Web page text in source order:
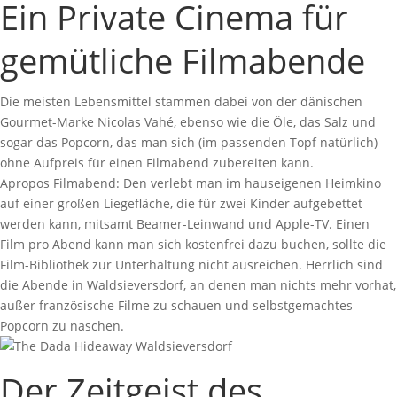
Ein Private Cinema für
gemütliche Filmabende
Die meisten Lebensmittel stammen dabei von der dänischen
Gourmet-Marke Nicolas Vahé, ebenso wie die Öle, das Salz und
sogar das Popcorn, das man sich (im passenden Topf natürlich)
ohne Aufpreis für einen Filmabend zubereiten kann.
Apropos Filmabend: Den verlebt man im hauseigenen Heimkino
auf einer großen Liegefläche, die für zwei Kinder aufgebettet
werden kann, mitsamt Beamer-Leinwand und Apple-TV. Einen
Film pro Abend kann man sich kostenfrei dazu buchen, sollte die
Film-Bibliothek zur Unterhaltung nicht ausreichen. Herrlich sind
die Abende in Waldsieversdorf, an denen man nichts mehr vorhat,
außer französische Filme zu schauen und selbstgemachtes
Popcorn zu naschen.